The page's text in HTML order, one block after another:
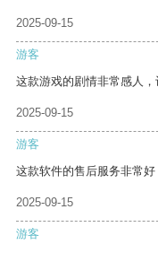
2025-09-15
游客
这款游戏的剧情非常感人，
2025-09-15
游客
这款软件的售后服务非常好
2025-09-15
游客